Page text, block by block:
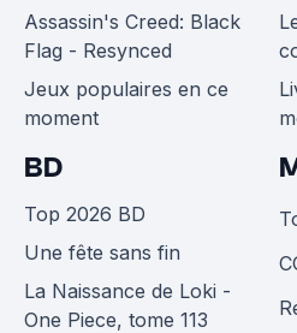
Assassin's Creed: Black
Flag - Resynced
Jeux populaires en ce
moment
BD
Top 2026 BD
Une fête sans fin
La Naissance de Loki -
One Piece, tome 113